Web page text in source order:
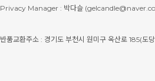
Privacy Manager : 박다슬
반품교환주소 : 경기도 부천시 원미구 옥산로 185(도